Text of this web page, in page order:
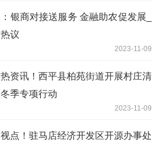
银商对接送服务 金融助农促发展_
议
2023-11-09
资讯！​西平县柏苑街道开展村庄清
季专项行动
2023-11-09
点！驻马店经济开发区开源办事处